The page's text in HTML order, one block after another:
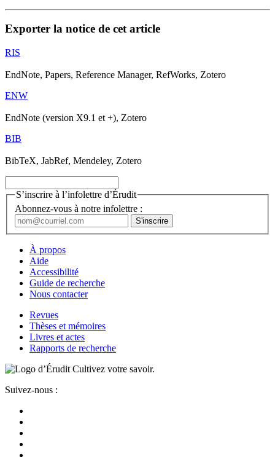
Exporter la notice de cet article
RIS
EndNote, Papers, Reference Manager, RefWorks, Zotero
ENW
EndNote (version X9.1 et +), Zotero
BIB
BibTeX, JabRef, Mendeley, Zotero
S’inscrire à l’infolettre d’Érudit
Abonnez-vous à notre infolettre :
À propos
Aide
Accessibilité
Guide de recherche
Nous contacter
Revues
Thèses et mémoires
Livres et actes
Rapports de recherche
Cultivez votre savoir.
Suivez-nous :